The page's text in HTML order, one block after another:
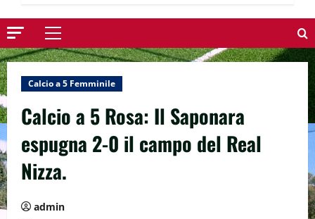
Menu
principale
Calcio a 5 Femminile
Calcio a 5 Rosa: Il Saponara
espugna 2-0 il campo del Real
Nizza.
admin